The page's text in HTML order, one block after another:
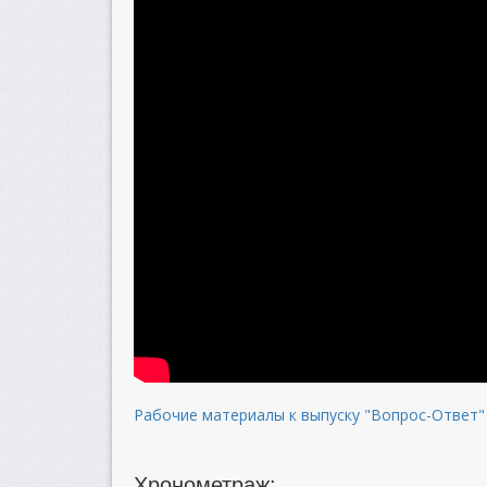
Рабочие материалы к выпуску "Вопрос-